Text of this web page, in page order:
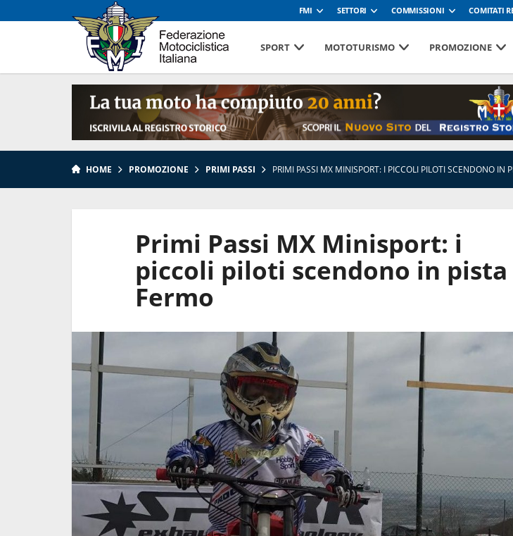
FMI SETTORI COMMISSIONI COMITATI
SPORT MOTOTURISMO PROMOZIONE
HOME PROMOZIONE PRIMI PASSI PRIMI PASSI MX MINISPORT: I PICCOLI PILOTI SCENDONO IN
Primi Passi MX Minisport: i
piccoli piloti scendono in pista
Fermo
Concluso il doppio
appuntamento con il progetto
"Primi Passi MX Minisport"
26 Maggio 2026
Primi Passi MX
Successo al
Malpensa
20 Maggio 2026